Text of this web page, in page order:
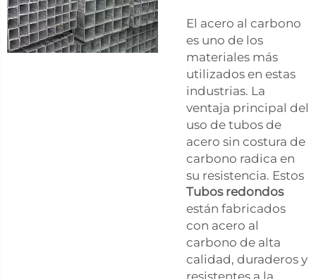
El acero al carbono
es uno de los
materiales más
utilizados en estas
industrias. La
ventaja principal del
uso de tubos de
acero sin costura de
carbono radica en
su resistencia. Estos
Tubos redondos
están fabricados
con acero al
carbono de alta
calidad, duraderos y
resistentes a la